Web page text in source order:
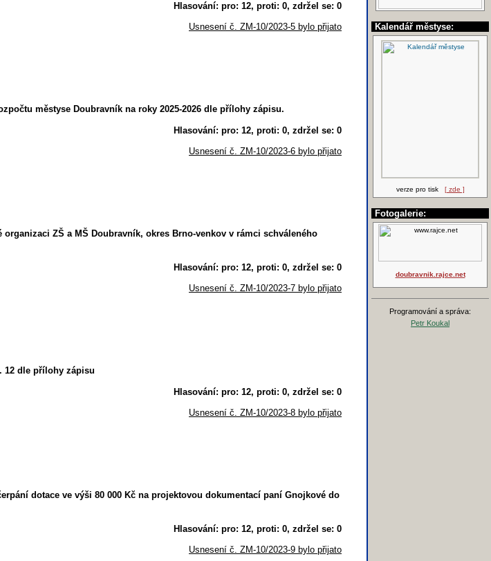
Kalendář městyse:
verze pro tisk [ zde ]
Fotogalerie:
doubravnik.rajce.net
Programování a správa:
Petr Koukal
Hlasování: pro: 12, proti: 0, zdržel se: 0
Usnesení č. ZM-10/2023-5 bylo přijato
městyse Doubravník na roky 2025-2026 dle přílohy zápisu.
Hlasování: pro: 12, proti: 0, zdržel se: 0
Usnesení č. ZM-10/2023-6 bylo přijato
ZŠ a MŠ Doubravník, okres Brno-venkov v rámci schváleného
Hlasování: pro: 12, proti: 0, zdržel se: 0
Usnesení č. ZM-10/2023-7 bylo přijato
12 dle přílohy zápisu
Hlasování: pro: 12, proti: 0, zdržel se: 0
Usnesení č. ZM-10/2023-8 bylo přijato
dotace ve výši 80 000 Kč na projektovou dokumentací paní Gnojkové do
Hlasování: pro: 12, proti: 0, zdržel se: 0
Usnesení č. ZM-10/2023-9 bylo přijato